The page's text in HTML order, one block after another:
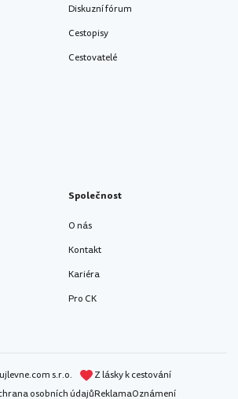
Diskuzní fórum
Cestopisy
Cestovatelé
Společnost
O nás
Kontakt
Kariéra
Pro CK
s.r.o.
Z lásky k cestování
osobních údajůReklamaOznámení